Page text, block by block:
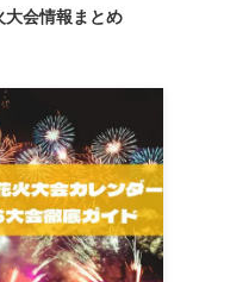
大会情報まとめ